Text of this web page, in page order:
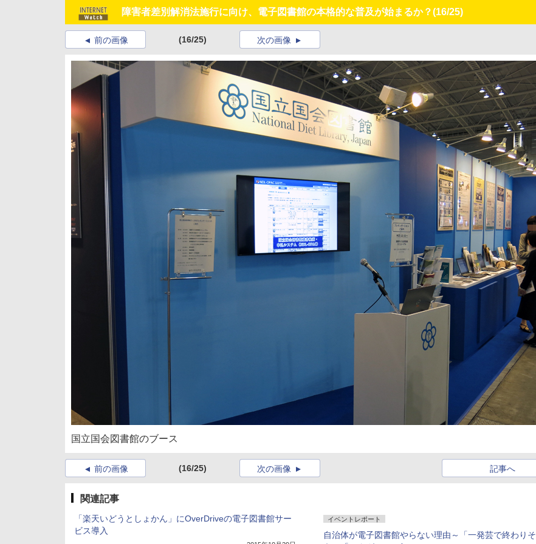
障害者差別解消法施行に向け、電子図書館の本格的な普及が始まるか？(16/25)
前の画像 (16/25) 次の画像
国立国会図書館のブース
前の画像 (16/25) 記事へ
次の画像
関連記事
「楽天いどうとしょかん」にOverDriveの電子図書館サー
ビス導入
イベントレポート
自治体が電子図書館やらない理由～「一発芸で終わりそ